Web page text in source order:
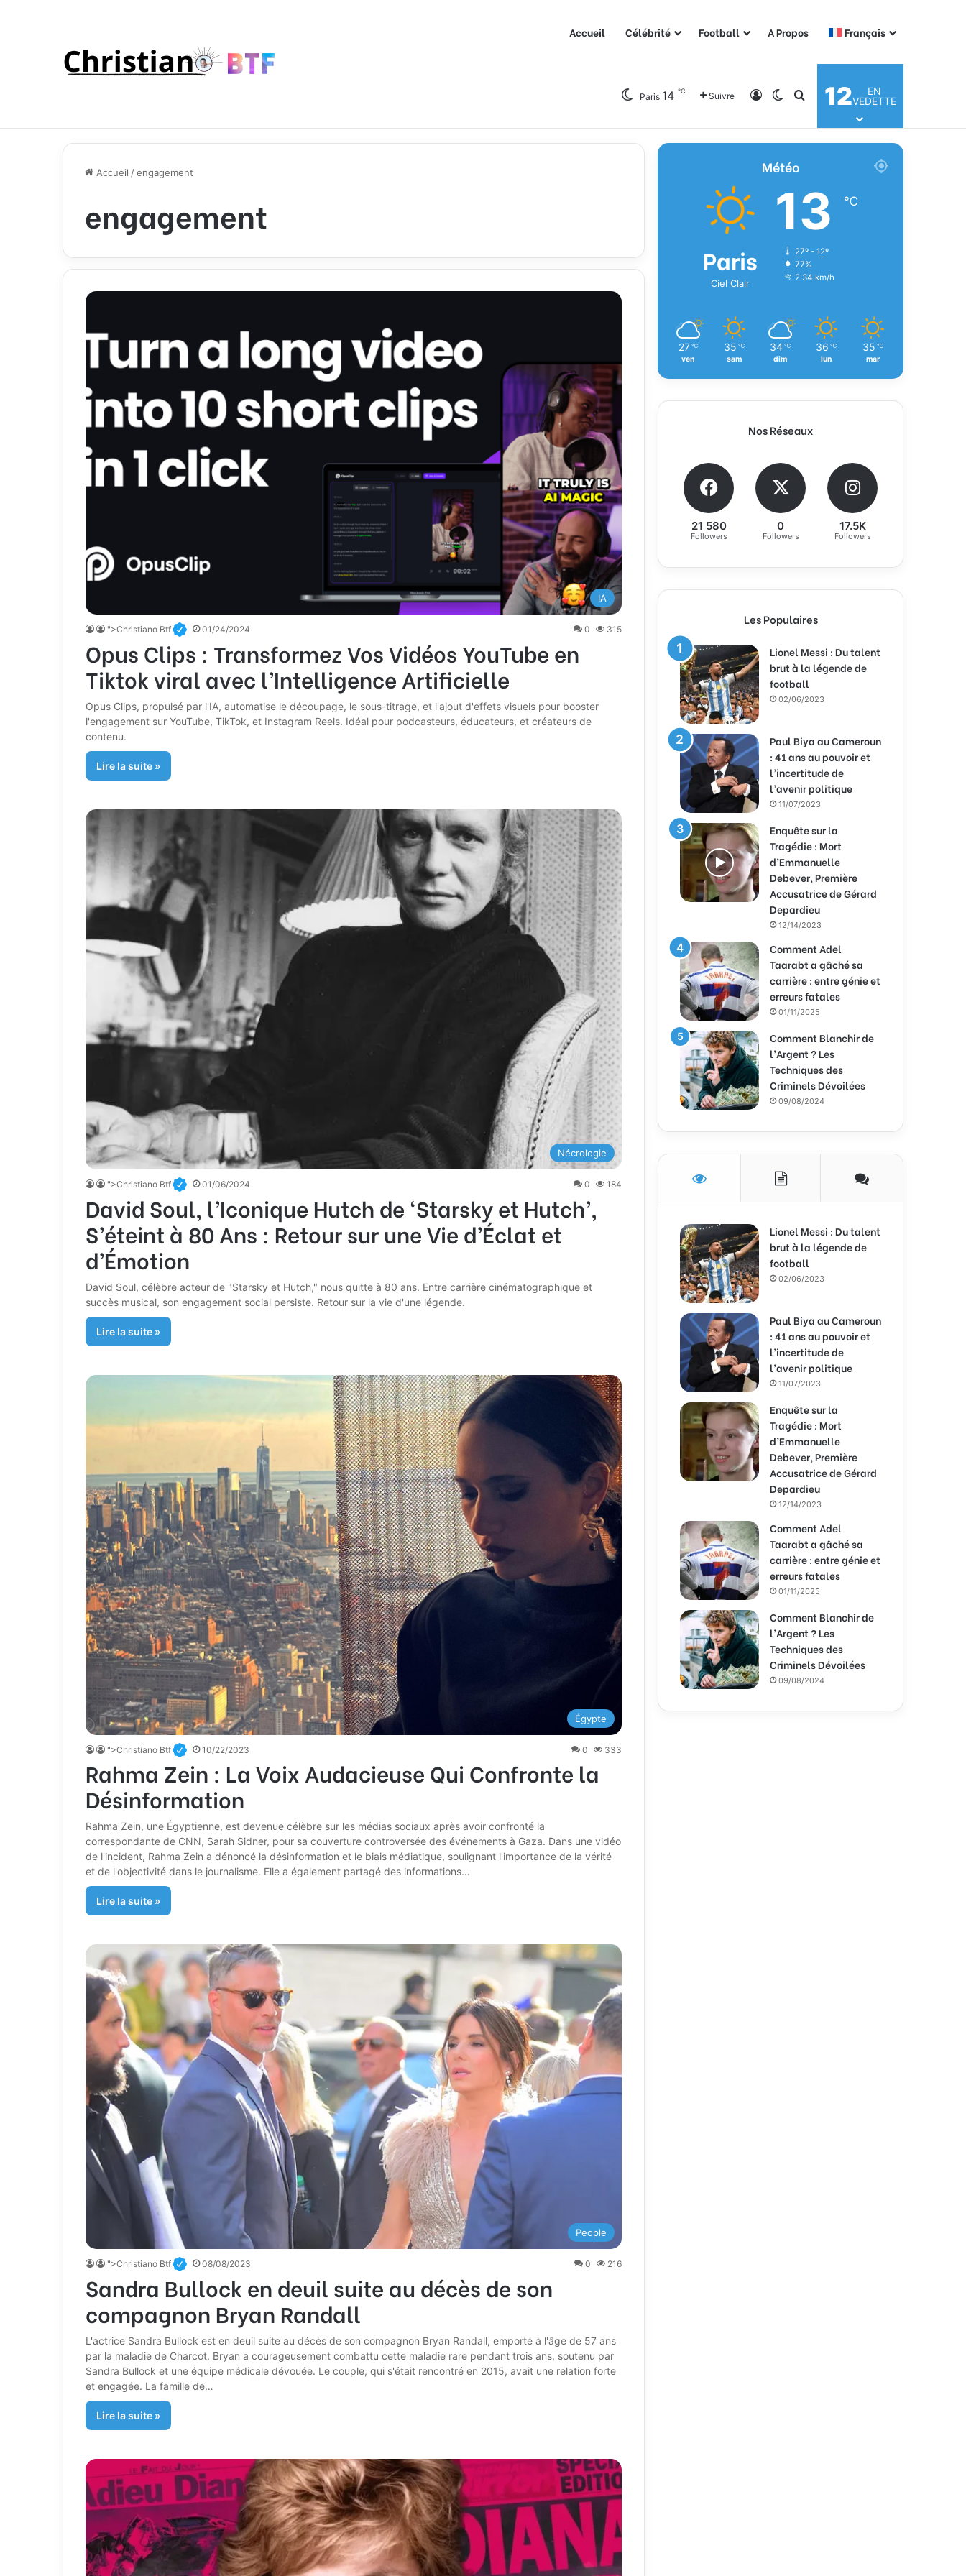
Accueil Célébrité Football A Propos Français
Paris 14 ℃ Suivre ConnexionSwitch skin
Rechercher
12
EN
VEDETTE
Accueil /engagement
engagement
IA
">Christiano Btf 01/24/2024 0 315
Opus Clips : Transformez Vos Vidéos YouTube en
Tiktok viral avec l’Intelligence Artificielle
Opus Clips, propulsé par l'IA, automatise le découpage, le sous-titrage, et l'ajout d'effets visuels pour booster
l'engagement sur YouTube, TikTok, et Instagram Reels. Idéal pour podcasteurs, éducateurs, et créateurs de
contenu.
Lire la suite »
Nécrologie
">Christiano Btf 01/06/2024 0 184
David Soul, l’Iconique Hutch de ‘Starsky et Hutch’,
S’éteint à 80 Ans : Retour sur une Vie d’Éclat et
d’Émotion
David Soul, célèbre acteur de "Starsky et Hutch," nous quitte à 80 ans. Entre carrière cinématographique et
succès musical, son engagement social persiste. Retour sur la vie d'une légende.
Lire la suite »
Égypte
">Christiano Btf 10/22/2023 0 333
Rahma Zein : La Voix Audacieuse Qui Confronte la
Désinformation
Rahma Zein, une Égyptienne, est devenue célèbre sur les médias sociaux après avoir confronté la
correspondante de CNN, Sarah Sidner, pour sa couverture controversée des événements à Gaza. Dans une vidéo
de l'incident, Rahma Zein a dénoncé la désinformation et le biais médiatique, soulignant l'importance de la vérité
et de l'objectivité dans le journalisme. Elle a également partagé des informations…
Lire la suite »
People
">Christiano Btf 08/08/2023 0 216
Sandra Bullock en deuil suite au décès de son
compagnon Bryan Randall
L'actrice Sandra Bullock est en deuil suite au décès de son compagnon Bryan Randall, emporté à l'âge de 57 ans
par la maladie de Charcot. Bryan a courageusement combattu cette maladie rare pendant trois ans, soutenu par
Sandra Bullock et une équipe médicale dévouée. Le couple, qui s'était rencontré en 2015, avait une relation forte
et engagée. La famille de…
Lire la suite »
Météo
Paris
Ciel Clair
13 ℃
27º - 12º
77%
2.34 km/h
27 ℃
ven
35 ℃
sam
34 ℃
dim
36 ℃
lun
35 ℃
mar
Nos Réseaux
21 580
Followers
0
Followers
17.5K
Followers
Les Populaires
Lionel Messi : Du talent
brut à la légende de
football
02/06/2023
Paul Biya au Cameroun
: 41 ans au pouvoir et
l’incertitude de
l’avenir politique
11/07/2023
Enquête sur la
Tragédie : Mort
d’Emmanuelle
Debever, Première
Accusatrice de Gérard
Depardieu
12/14/2023
Comment Adel
Taarabt a gâché sa
carrière : entre génie et
erreurs fatales
01/11/2025
Comment Blanchir de
l’Argent ? Les
Techniques des
Criminels Dévoilées
09/08/2024
Lionel Messi : Du talent
brut à la légende de
football
02/06/2023
Paul Biya au Cameroun
: 41 ans au pouvoir et
l’incertitude de
l’avenir politique
11/07/2023
Enquête sur la
Tragédie : Mort
d’Emmanuelle
Debever, Première
Accusatrice de Gérard
Depardieu
12/14/2023
Comment Adel
Taarabt a gâché sa
carrière : entre génie et
erreurs fatales
01/11/2025
Comment Blanchir de
l’Argent ? Les
Techniques des
Criminels Dévoilées
09/08/2024